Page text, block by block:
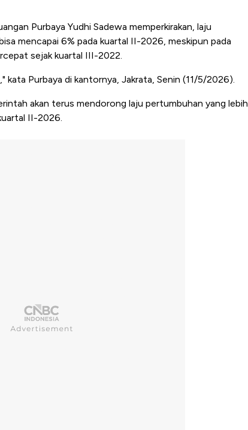
Purbaya Yudhi Sadewa memperkirakan, laju
mencapai 6% pada kuartal II-2026, meskipun pada
sejak kuartal III-2022.
kata Purbaya di kantornya, Jakrata, Senin (11/5/2026).
akan terus mendorong laju pertumbuhan yang lebih
II-2026.